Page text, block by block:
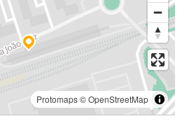
Protomaps©OpenStreetMap